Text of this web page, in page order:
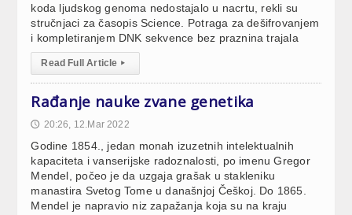
koda ljudskog genoma nedostajalo u nacrtu, rekli su
stručnjaci za časopis Science. Potraga za dešifrovanjem
i kompletiranjem DNK sekvence bez praznina trajala
Read Full Article ▸
Rađanje nauke zvane genetika
🕔 20:26, 12.Mar 2022
Godine 1854., jedan monah izuzetnih intelektualnih
kapaciteta i vanserijske radoznalosti, po imenu Gregor
Mendel, počeo je da uzgaja grašak u stakleniku
manastira Svetog Tome u današnjoj Češkoj. Do 1865.
Mendel je napravio niz zapažanja koja su na kraju